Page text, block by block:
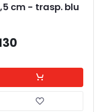
cm - trasp. blu